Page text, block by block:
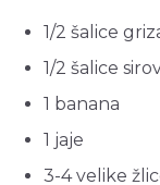
1/2 šalice
1/2 šalice
1 banana
1 jaje
3-4 velike